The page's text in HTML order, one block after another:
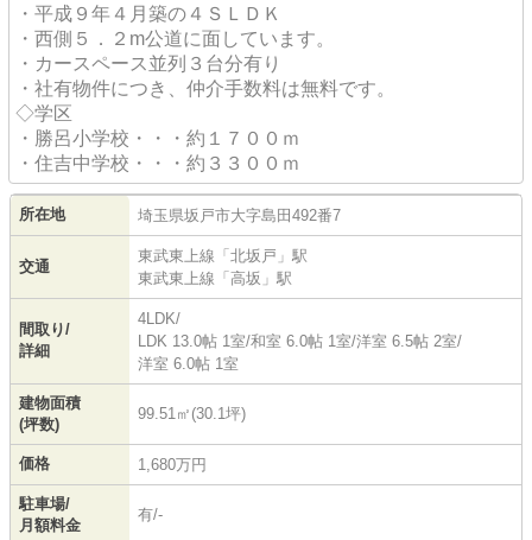
・平成９年４月築の４ＳＬＤＫ
・西側５．２m公道に面しています。
・カースペース並列３台分有り
・社有物件につき、仲介手数料は無料です。
◇学区
・勝呂小学校・・・約１７００ｍ
・住吉中学校・・・約３３００ｍ
所在地 埼玉県坂戸市大字島田 492番7
交通
東武東上線 「 北坂戸 」駅
東武東上線 「 高坂 」駅
間取り/
詳細
4LDK/
LDK 13.0帖 1室/和室 6.0帖 1室/洋室 6.5帖 2室/
洋室 6.0帖 1室
建物面積
(坪数)
99.51㎡(30.1坪)
価格 1,680万円
駐車場/
月額料金
有/-